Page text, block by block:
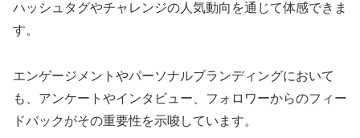
ハッシュタグやチャレンジの人気動向を通じて体感できま
す。
エンゲージメントやパーソナルブランディングにおいて
も、アンケートやインタビュー、フォロワーからのフィー
ドバックがその重要性を示唆しています。